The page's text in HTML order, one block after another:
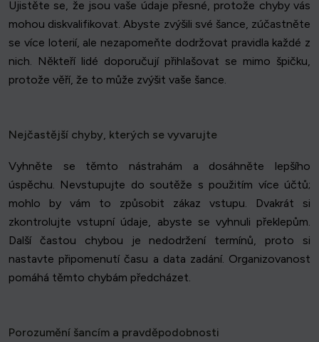
Ujistěte se, že jsou vaše údaje přesné, protože chyby vás
mohou diskvalifikovat. Abyste zvýšili své šance, zúčastněte
se více loterií, ale nezapomeňte dodržovat pravidla každé z
nich. Někteří lidé doporučují přihlašovat se mimo špičku,
protože věří, že to může zvýšit vaše šance.
Nejčastější chyby, kterých se vyvarujte
Vyhněte se těmto nástrahám a dosáhněte lepšího
úspěchu. Nevstupujte do soutěže s použitím více účtů;
mohlo by vám to způsobit zákaz vstupu. Dvakrát si
zkontrolujte vstupní údaje, abyste se vyhnuli překlepům.
Další častou chybou je nedodržení termínů, proto si
nastavte připomenutí času a data zadání. Organizovanost
pomáhá těmto chybám předcházet.
Porozumění šancím a pravděpodobnosti